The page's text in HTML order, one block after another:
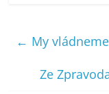
← My
Ze